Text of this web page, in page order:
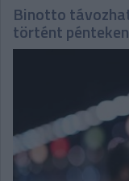
Binotto
történt pénteken